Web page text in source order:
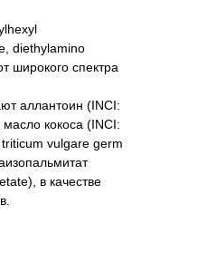
diethylamino
широкого спектра
аллантоин (INCI:
кокоса (INCI:
vulgare germ
в качестве